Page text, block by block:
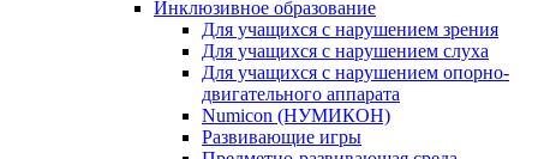
Инклюзивное образование
Для учащихся с нарушением зрения
Для учащихся с нарушением слуха
Для учащихся с нарушением опорно-
двигательного аппарата
Numicon (НУМИКОН)
Развивающие игры